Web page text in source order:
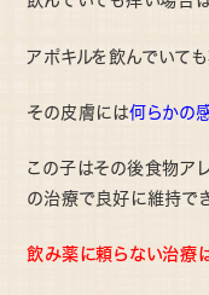
アポキルを飲んでいて
その皮膚には何らかの
この子はその後食物ア
の治療で良好に維持で
飲み薬に頼らない治療